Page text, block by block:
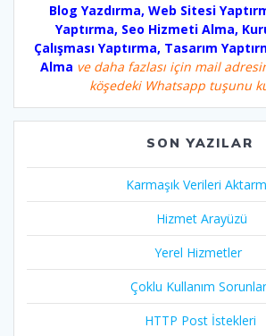
Blog Yazdırma, Web Sitesi
Yaptırma, Seo Hizmeti Alma,
Çalışması Yaptırma, Tasarım
Alma ve daha fazlası için mail
köşedeki Whatsapp tuşunu
SON YAZILAR
Karmaşık Verileri
Hizmet Arayüzü
Yerel Hizmetler
Çoklu Kullanım
HTTP Post İstekleri